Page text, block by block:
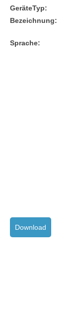
GeräteTyp:
Bezeichnung:
Sprache:
Download